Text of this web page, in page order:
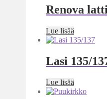
Renova
Lue lisää
Lasi 135/
Lue lisää